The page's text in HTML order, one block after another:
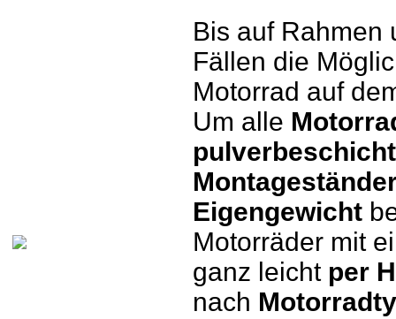
Bis auf Rahmen
Fällen die
Motorrad auf
Um alle
Eigengewicht
Motorräder mit
ganz leicht per
nach